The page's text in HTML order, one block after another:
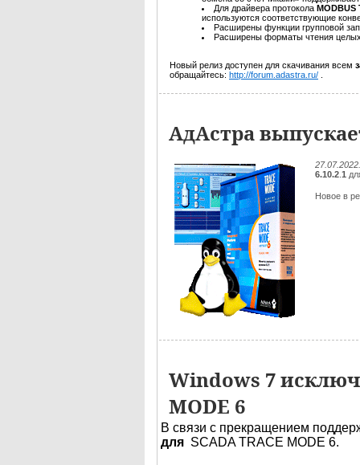
Для драйвера протокола MODBUS
используются соответствующие
Расширены функции групповой
Расширены форматы чтения целых
Новый релиз доступен для скачивания всем
обращайтесь: http://forum.adastra.ru/
АдАстра
6.10.2 1
Новое в
Windows 7
MODE 6
В связи с прекращением
для SCADA TRACE MODE 6.